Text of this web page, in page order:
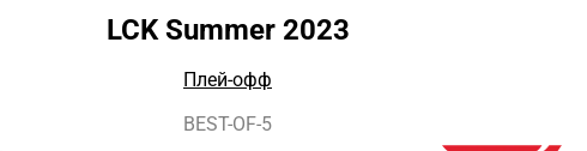
LCK Summer 2023
Плей-офф
BEST-OF-5